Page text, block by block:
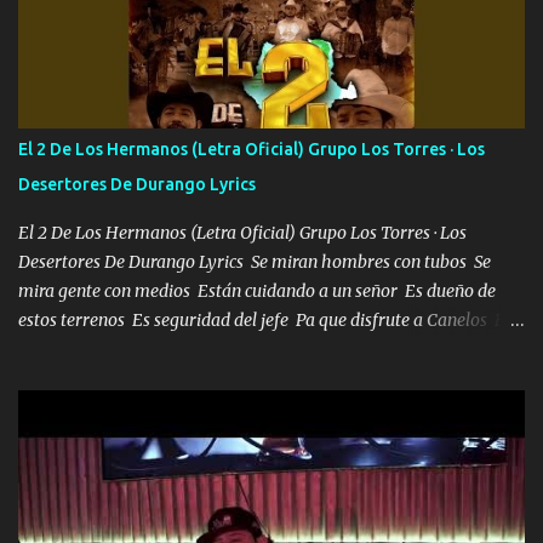
con los drones patrullando la Frontera De Tijuana Bulevares
Bellas Artes me ve en las blancas ya hace falta mi APA FLACO
verde se le extraña pa que sepan Aquí Pura GENTE DE LA RANA 🐸
POR CLAVE ES EL CALI 4 EN LA CIUDAD TIJUANA Música Al
tirante andamos mi carnal atento a cualquier necesidad no porque
se ve limpio el camino nos confiamos al andar y nunca con la
misma piedra me vuelvo a tropezar Cuando ando de enamorado
en corto me tiró a per...
El 2 De Los Hermanos (Letra Oficial) Grupo Los Torres · Los
Desertores De Durango Lyrics
El 2 De Los Hermanos (Letra Oficial) Grupo Los Torres · Los
Desertores De Durango Lyrics Se miran hombres con tubos Se
mira gente con medios Están cuidando a un señor Es dueño de
estos terrenos Es seguridad del jefe Pa que disfrute a Canelos Es
ni tampoco las mujeres porque es platica de grandes por eso hay
que estar alegres doy las instrucciones para atender los deberes
Música Si es que salta algún problema de confianza tengo gente
ahí está el Hombre Cuarenta y también Pariente 7 arreglan